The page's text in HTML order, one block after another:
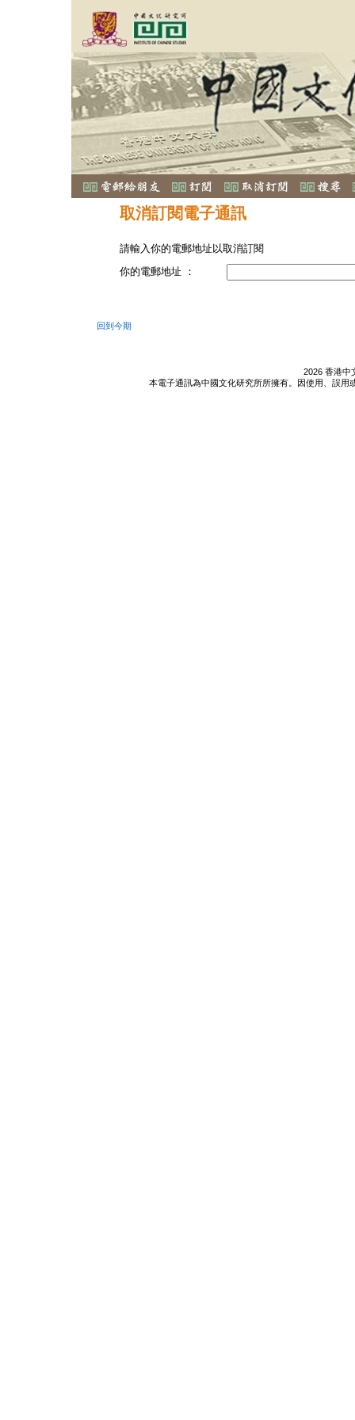
取消訂閱電子通訊
請輸入你的電郵地址以取消訂閱
你的電郵地址 ：
回到今期
2026 香港中
本電子通訊為中國文化研究所所擁有。因使用、誤